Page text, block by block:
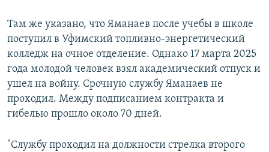
Там же указано, что Яманаев после учебы в школе
поступил в Уфимский топливно-энергетический
колледж на очное отделение. Однако 17 марта 2025
года молодой человек взял академический отпуск и
ушел на войну. Срочную службу Яманаев не
проходил. Между подписанием контракта и
гибелью прошло около 70 дней.
"Службу проходил на должности стрелка второго